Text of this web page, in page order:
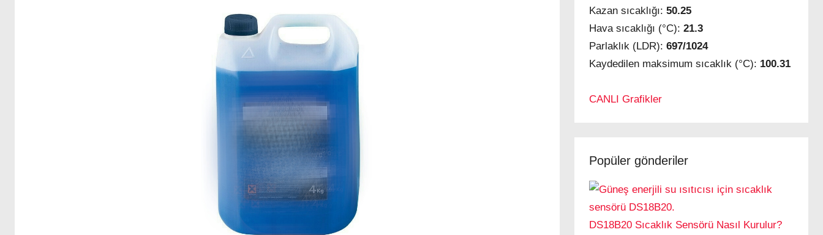
Kazan sıcaklığı:50.25
Hava sıcaklığı (°C):21.3
Parlaklık (LDR):697/1024
Kaydedilen maksimum sıcaklık (°C): 100.31
CANLI Grafikler
Popüler gönderiler
DS18B20 Sıcaklık Sensörü Nasıl Kurulur?